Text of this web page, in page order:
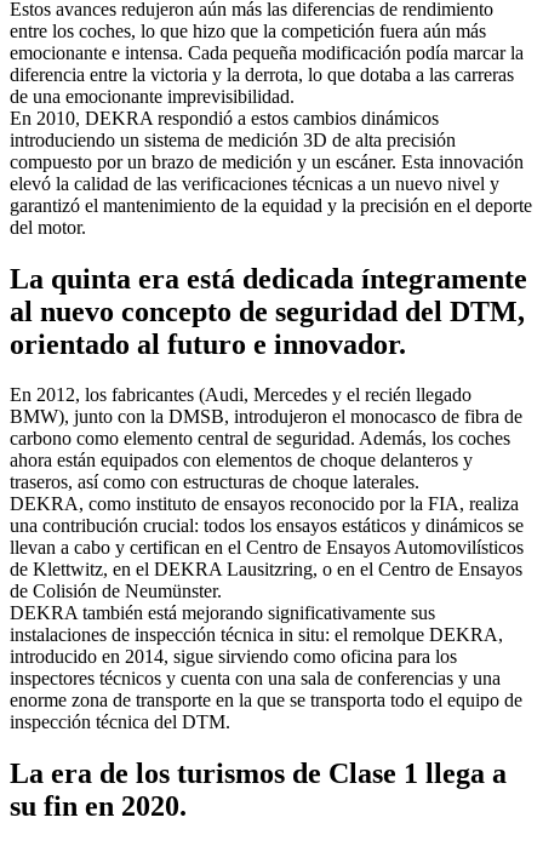
Estos avances redujeron aún más las diferencias de rendimiento
entre los coches, lo que hizo que la competición fuera aún más
emocionante e intensa. Cada pequeña modificación podía marcar la
diferencia entre la victoria y la derrota, lo que dotaba a las carreras
de una emocionante imprevisibilidad.
En 2010, DEKRA respondió a estos cambios dinámicos
introduciendo un sistema de medición 3D de alta precisión
compuesto por un brazo de medición y un escáner. Esta innovación
elevó la calidad de las verificaciones técnicas a un nuevo nivel y
garantizó el mantenimiento de la equidad y la precisión en el deporte
del motor.
La quinta era está dedicada íntegramente
al nuevo concepto de seguridad del DTM,
orientado al futuro e innovador.
En 2012, los fabricantes (Audi, Mercedes y el recién llegado
BMW), junto con la DMSB, introdujeron el monocasco de fibra de
carbono como elemento central de seguridad. Además, los coches
ahora están equipados con elementos de choque delanteros y
traseros, así como con estructuras de choque laterales.
DEKRA, como instituto de ensayos reconocido por la FIA, realiza
una contribución crucial: todos los ensayos estáticos y dinámicos se
llevan a cabo y certifican en el Centro de Ensayos Automovilísticos
de Klettwitz, en el DEKRA Lausitzring, o en el Centro de Ensayos
de Colisión de Neumünster.
DEKRA también está mejorando significativamente sus
instalaciones de inspección técnica in situ: el remolque DEKRA,
introducido en 2014, sigue sirviendo como oficina para los
inspectores técnicos y cuenta con una sala de conferencias y una
enorme zona de transporte en la que se transporta todo el equipo de
inspección técnica del DTM.
La era de los turismos de Clase 1 llega a
su fin en 2020.